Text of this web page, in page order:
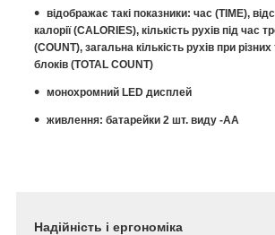
Надійність і ергономіка
відображає такі показники: час (TIME),
калорії (CALORIES), кількість рухів під час
(COUNT), загальна кількість рухів при
блоків (TOTAL COUNT)
монохромний LED дисплей
живлення: батарейки 2 шт. виду -AA